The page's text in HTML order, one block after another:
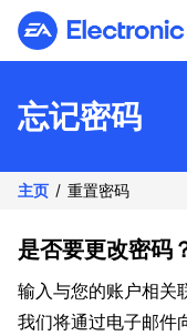
忘记密码
主页 重置密码
是否要更改密码
输入与您的账户相关
我们将通过电子邮件